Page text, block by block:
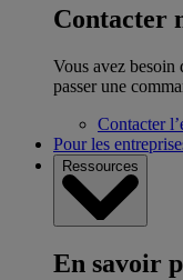
Contacter
Vous avez besoin
passer une
Contacter
Pour les
Ressources
En savoir